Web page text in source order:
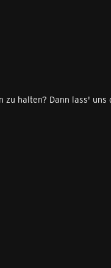
halten? Dann lass'